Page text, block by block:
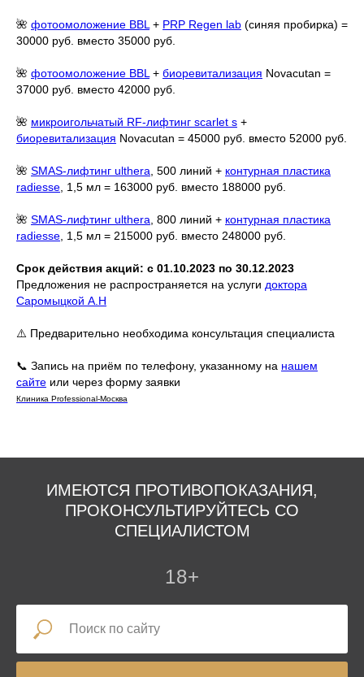
🌺 фотоомоложение BBL + PRP Regen lab (синяя пробирка) =
30000 руб. вместо 35000 руб.
🌺 фотоомоложение BBL + биоревитализация Novacutan =
37000 руб. вместо 42000 руб.
🌺 микроигольчатый RF-лифтинг scarlet s +
биоревитализация Novacutan = 45000 руб. вместо 52000 руб.
🌺 SMAS-лифтинг ulthera , 500 линий + контурная пластика
radiesse , 1,5 мл = 163000 руб. вместо 188000 руб.
🌺 SMAS-лифтинг ulthera , 800 линий + контурная пластика
radiesse , 1,5 мл = 215000 руб. вместо 248000 руб.
Срок действия акций: с 01.10.2023 по 30.12.2023
Предложения не распространяется на услуги доктора
Саромыцкой А.Н
⚠️ Предварительно необходима консультация специалиста
📞 Запись на приём по телефону, указанному на нашем
сайте или через форму заявки
Клиника Professional-Москва
ИМЕЮТСЯ ПРОТИВОПОКАЗАНИЯ,
ПРОКОНСУЛЬТИРУЙТЕСЬ СО
СПЕЦИАЛИСТОМ
18+